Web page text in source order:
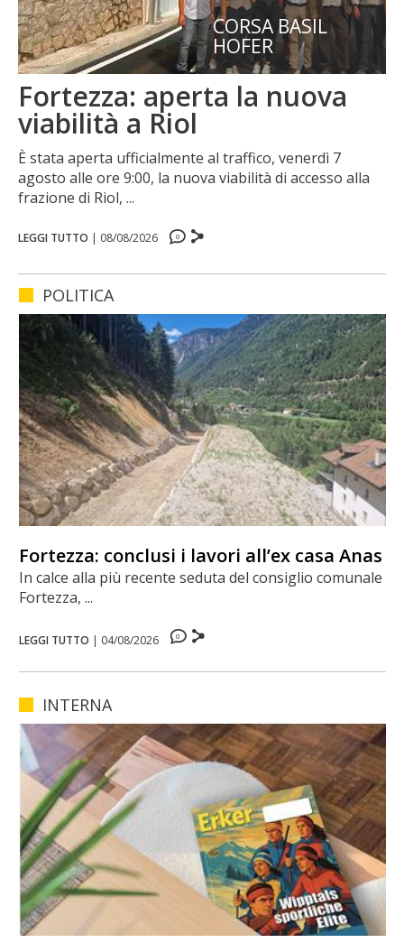
CORSA BASIL
HOFER
0
Fortezza: aperta la nuova
viabilità a Riol
È stata aperta ufficialmente al traffico, venerdì 7
agosto alle ore 9:00, la nuova viabilità di accesso alla
frazione di Riol, ...
LEGGI TUTTO | 08/08/2026 000
POLITICA
Fortezza: conclusi i lavori all’ex casa Anas
In calce alla più recente seduta del consiglio comunale di
Fortezza, ...
LEGGI TUTTO | 04/08/2026 0
INTERNA